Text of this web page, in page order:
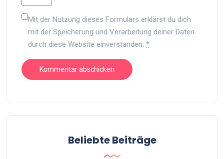
Mit der Nutzung dieses Formulars erklärst du dich
mit der Speicherung und Verarbeitung deiner Daten
durch diese Website einverstanden. *
Beliebte Beiträge